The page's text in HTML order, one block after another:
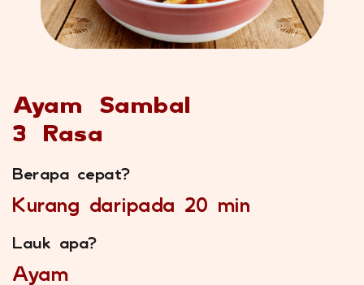
Ayam Sambal
3 Rasa
Berapa cepat?
Kurang daripada 20 min
Lauk apa?
Ayam